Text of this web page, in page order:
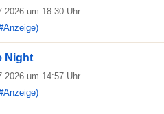
um 18:30 Uhr
Night
um 14:57 Uhr